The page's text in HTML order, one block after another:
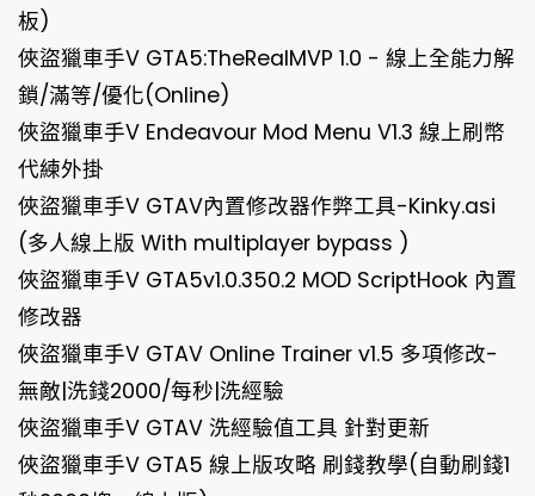
板)
俠盜獵車手V GTA5:TheRealMVP 1.0 - 線上全能力解
鎖/滿等/優化(Online)
俠盜獵車手V Endeavour Mod Menu V1.3 線上刷幣
代練外掛
俠盜獵車手V GTAV內置修改器作弊工具-Kinky.asi
(多人線上版 With multiplayer bypass )
俠盜獵車手V GTA5v1.0.350.2 MOD ScriptHook 內置
修改器
俠盜獵車手V GTAV Online Trainer v1.5 多項修改-
無敵|洗錢2000/每秒|洗經驗
俠盜獵車手V GTAV 洗經驗值工具 針對更新
俠盜獵車手V GTA5 線上版攻略 刷錢教學(自動刷錢1